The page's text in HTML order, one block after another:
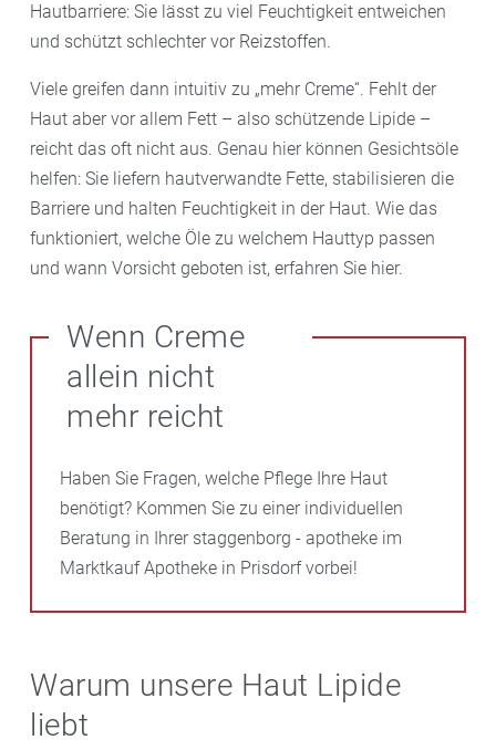
Hautbarriere: Sie lässt zu viel Feuchtigkeit entweichen
und schützt schlechter vor Reizstoffen.
Viele greifen dann intuitiv zu „mehr Creme“. Fehlt der
Haut aber vor allem Fett – also schützende Lipide –
reicht das oft nicht aus. Genau hier können Gesichtsöle
helfen: Sie liefern hautverwandte Fette, stabilisieren die
Barriere und halten Feuchtigkeit in der Haut. Wie das
funktioniert, welche Öle zu welchem Hauttyp passen
und wann Vorsicht geboten ist, erfahren Sie hier.
Wenn Creme
allein nicht
mehr reicht
Haben Sie Fragen, welche Pflege Ihre Haut
benötigt? Kommen Sie zu einer individuellen
Beratung in Ihrer staggenborg - apotheke im
Marktkauf Apotheke in Prisdorf vorbei!
Warum unsere Haut Lipide
liebt